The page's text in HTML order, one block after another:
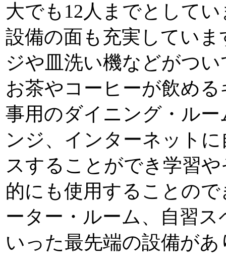
大でも12人までとして
設備の面も充実してい
ジや皿洗い機などがつ
お茶やコーヒーが飲め
事用のダイニング・ル
ンジ、インターネット
スすることができ学習
的にも使用することの
ーター・ルーム、自習
いった最先端の設備があ